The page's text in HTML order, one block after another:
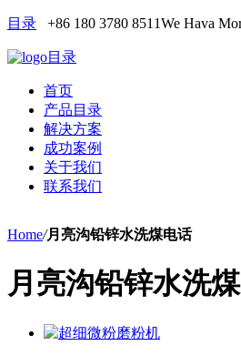
目录 +86 180 3780 8511We Hava
目录
首页
产品目录
解决方案
成功案例
关于我们
联系我们
Home/月亮沟铅锌水洗煤电话
月亮沟铅锌水洗